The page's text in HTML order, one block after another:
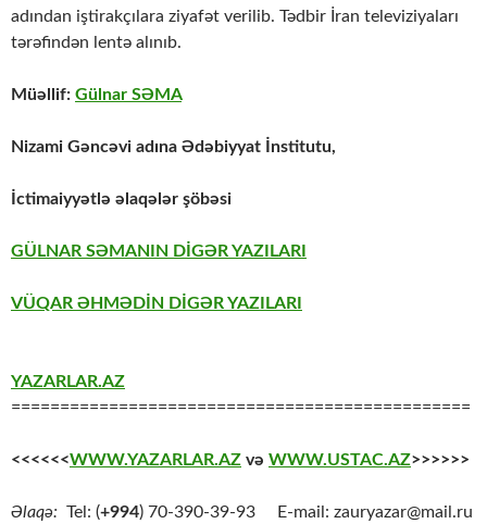
adından iştirakçılara ziyafət verilib. Tədbir İran televiziyaları
tərəfindən lentə alınıb.
Müəllif: Gülnar SƏMA
Nizami Gəncəvi adına Ədəbiyyat İnstitutu,
İctimaiyyətlə əlaqələr şöbəsi
GÜLNAR SƏMANIN DİGƏR YAZILARI
VÜQAR ƏHMƏDİN DİGƏR YAZILARI
YAZARLAR.AZ
===============================================
<<<<<<WWW.YAZARLAR.AZ və WWW.USTAC.AZ>>>>>>
Əlaqə: Tel: (+994) 70-390-39-93 E-mail: zauryazar@mail.ru